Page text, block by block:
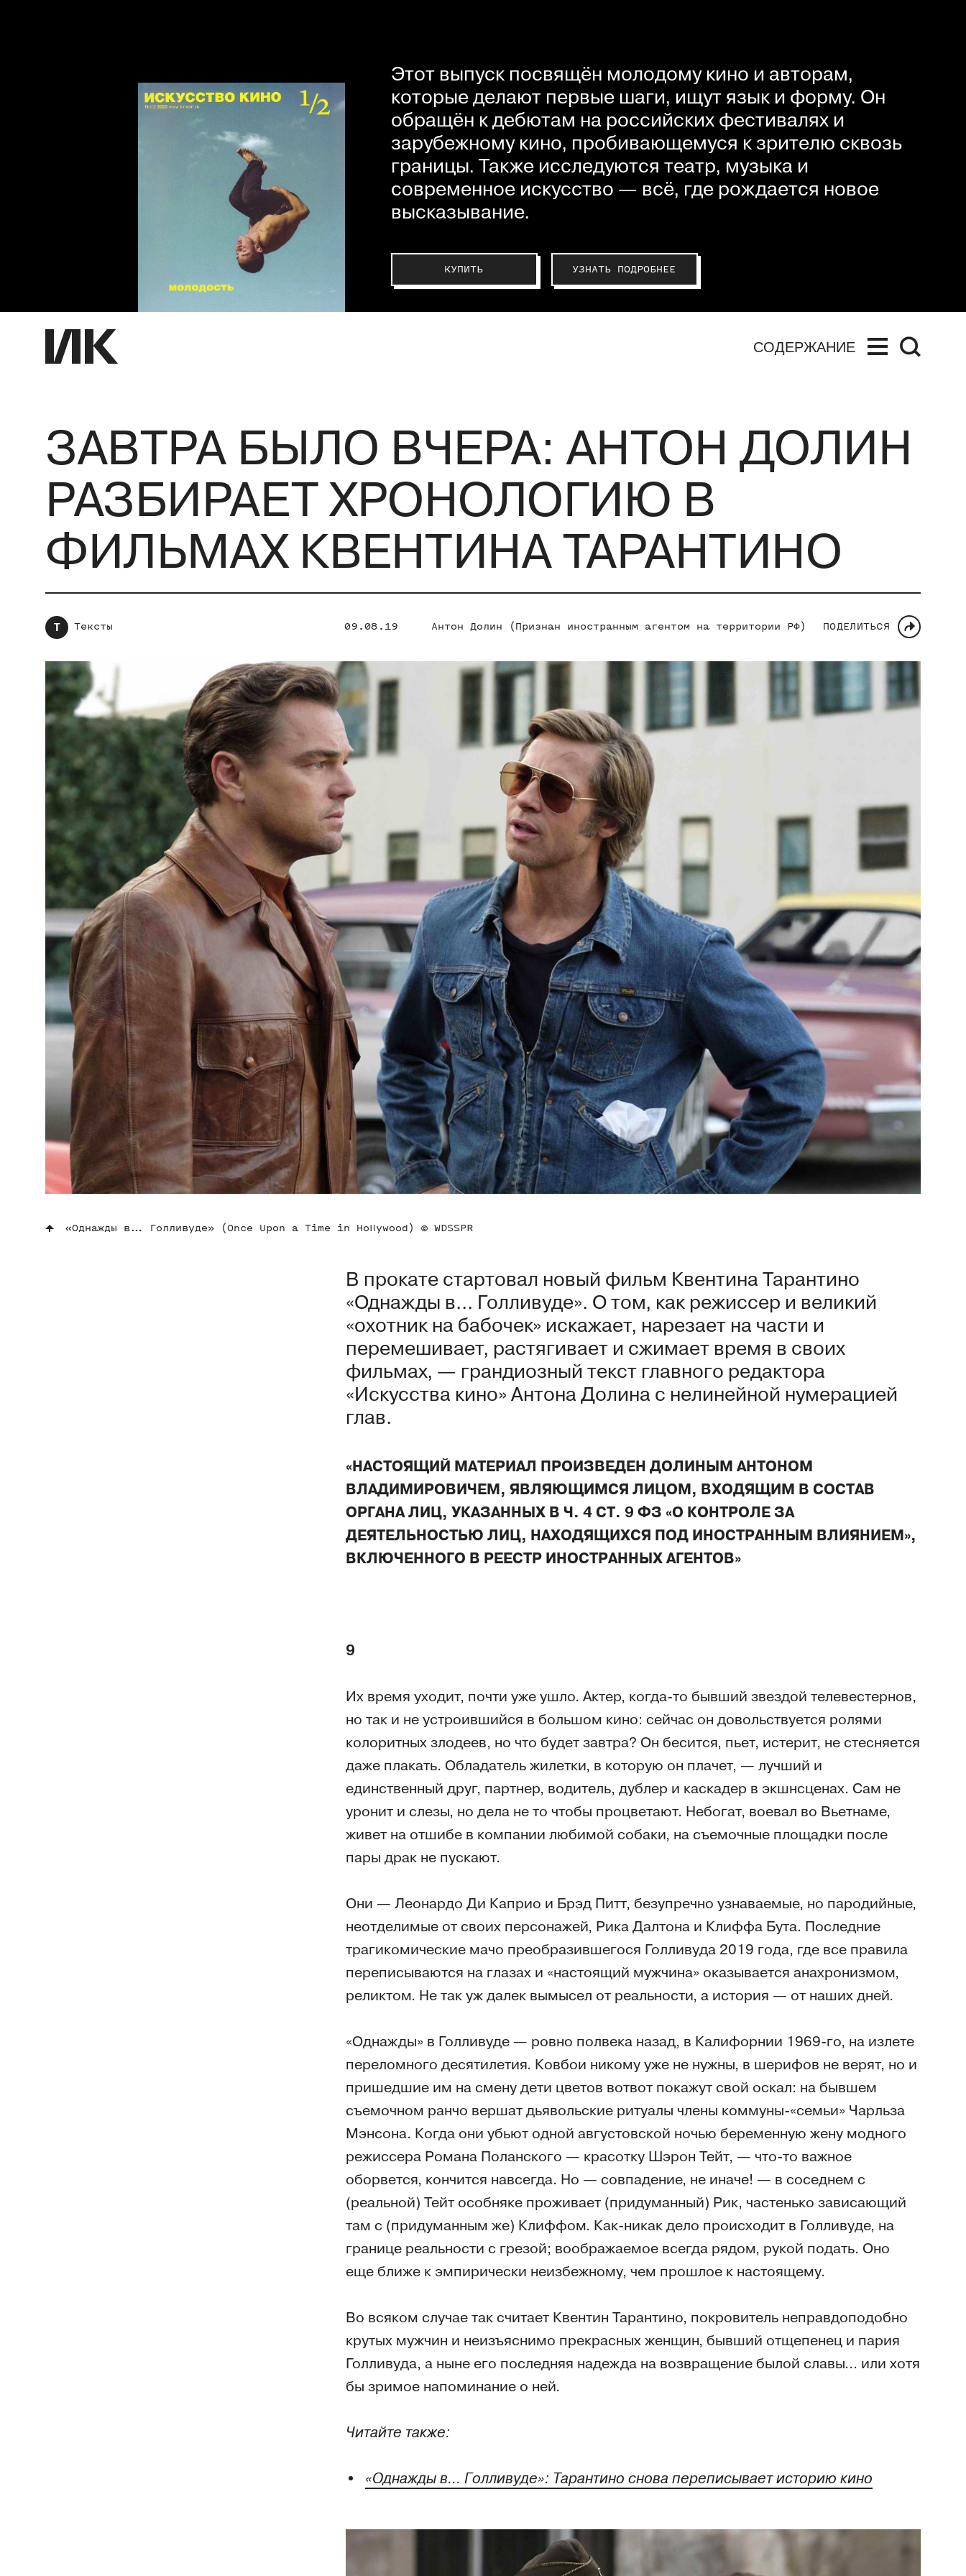
Этот выпуск посвящён молодому кино и авторам,
которые делают первые шаги, ищут язык и форму. Он
обращён к дебютам на российских фестивалях и
зарубежному кино, пробивающемуся к зрителю сквозь
границы. Также исследуются театр, музыка и
современное искусство — всё, где рождается новое
высказывание.
КУПИТЬ УЗНАТЬ ПОДРОБНЕЕ
СОДЕРЖАНИЕ
ЗАВТРА БЫЛО ВЧЕРА: АНТОН ДОЛИН
РАЗБИРАЕТ ХРОНОЛОГИЮ В
ФИЛЬМАХ КВЕНТИНА ТАРАНТИНО
Т Тексты 09.08.19 Антон Долин (Признан иностранным агентом на территории РФ) ПОДЕЛИТЬСЯ
«Однажды в... Голливуде» (Once Upon a Time in Hollywood) © WDSSPR
В прокате стартовал новый фильм Квентина Тарантино
«Однажды в... Голливуде». О том, как режиссер и великий
«охотник на бабочек» искажает, нарезает на части и
перемешивает, растягивает и сжимает время в своих
фильмах, — грандиозный текст главного редактора
«Искусства кино» Антона Долина с нелинейной нумерацией
глав.
«НАСТОЯЩИЙ МАТЕРИАЛ ПРОИЗВЕДЕН ДОЛИНЫМ АНТОНОМ
ВЛАДИМИРОВИЧЕМ, ЯВЛЯЮЩИМСЯ ЛИЦОМ, ВХОДЯЩИМ В СОСТАВ
ОРГАНА ЛИЦ, УКАЗАННЫХ В Ч. 4 СТ. 9 ФЗ «О КОНТРОЛЕ ЗА
ДЕЯТЕЛЬНОСТЬЮ ЛИЦ, НАХОДЯЩИХСЯ ПОД ИНОСТРАННЫМ ВЛИЯНИЕМ»,
ВКЛЮЧЕННОГО В РЕЕСТР ИНОСТРАННЫХ АГЕНТОВ»
9
Их время уходит, почти уже ушло. Актер, когда-то бывший звездой телевестернов,
но так и не устроившийся в большом кино: сейчас он довольствуется ролями
колоритных злодеев, но что будет завтра? Он бесится, пьет, истерит, не стесняется
даже плакать. Обладатель жилетки, в которую он плачет, — лучший и
единственный друг, партнер, водитель, дублер и каскадер в экшнсценах. Сам не
уронит и слезы, но дела не то чтобы процветают. Небогат, воевал во Вьетнаме,
живет на отшибе в компании любимой собаки, на съемочные площадки после
пары драк не пускают.
Они — Леонардо Ди Каприо и Брэд Питт, безупречно узнаваемые, но пародийные,
неотделимые от своих персонажей, Рика Далтона и Клиффа Бута. Последние
трагикомические мачо преобразившегося Голливуда 2019 года, где все правила
переписываются на глазах и «настоящий мужчина» оказывается анахронизмом,
реликтом. Не так уж далек вымысел от реальности, а история — от наших дней.
«Однажды» в Голливуде — ровно полвека назад, в Калифорнии 1969-го, на излете
переломного десятилетия. Ковбои никому уже не нужны, в шерифов не верят, но и
пришедшие им на смену дети цветов вотвот покажут свой оскал: на бывшем
съемочном ранчо вершат дьявольские ритуалы члены коммуны-«семьи» Чарльза
Мэнсона. Когда они убьют одной августовской ночью беременную жену модного
режиссера Романа Поланского — красотку Шэрон Тейт, — что-то важное
оборвется, кончится навсегда. Но — совпадение, не иначе! — в соседнем с
(реальной) Тейт особняке проживает (придуманный) Рик, частенько зависающий
там с (придуманным же) Клиффом. Как-никак дело происходит в Голливуде, на
границе реальности с грезой; воображаемое всегда рядом, рукой подать. Оно
еще ближе к эмпирически неизбежному, чем прошлое к настоящему.
Во всяком случае так считает Квентин Тарантино, покровитель неправдоподобно
крутых мужчин и неизъяснимо прекрасных женщин, бывший отщепенец и пария
Голливуда, а ныне его последняя надежда на возвращение былой славы... или хотя
бы зримое напоминание о ней.
Читайте также:
«Однажды в... Голливуде»: Тарантино снова переписывает историю кино